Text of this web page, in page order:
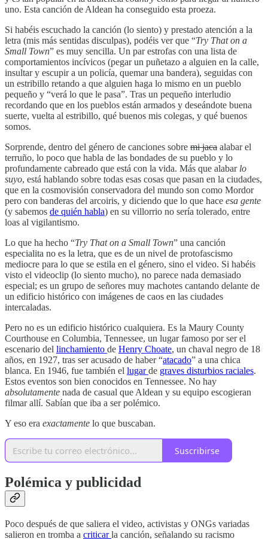
uno. Esta canción de Aldean ha conseguido esta proeza.
Si habéis escuchado la canción (lo siento) y prestado atención a la
letra (mis más sentidas disculpas), podéis ver que “Try That on a
Small Town” es muy sencilla. Un par estrofas con una lista de
comportamientos incívicos (pegar un puñetazo a alguien en la calle,
insultar y escupir a un policía, quemar una bandera), seguidas con
un estribillo retando a que alguien haga lo mismo en un pueblo
pequeño y “verá lo que le pasa”. Tras un pequeño interludio
recordando que en los pueblos están armados y deseándote buena
suerte, vuelta al estribillo, qué buenos mis colegas, y qué buenos
somos.
Sorprende, dentro del género de canciones sobre mi jaca alabar el
terruño, lo poco que habla de las bondades de su pueblo y lo
profundamente cabreado que está con la vida. Más que alabar lo
suyo, está hablando sobre todas esas cosas que pasan en la ciudades,
que en la cosmovisión conservadora del mundo son como Mordor
pero con banderas del arcoiris, y diciendo que lo que hace esa gente
(y sabemos de quién habla) en su villorrio no sería tolerado, entre
loas al vigilantismo.
Lo que ha hecho “Try That on a Small Town” una canción
especialita no es la letra, que es de un nivel de protofascismo
mediocre para lo que se estila en el género, sino el video. Si habéis
visto el videoclip (lo siento mucho), no parece nada demasiado
especial; es un grupo de señores muy machotes cantando delante de
un edificio histórico con imágenes de caos en las ciudades
intercaladas.
Pero no es un edificio histórico cualquiera. Es la Maury County
Courthouse en Columbia, Tennessee, un lugar famoso por ser el
escenario del linchamiento de Henry Choate, un chaval negro de 18
años, en 1927, tras ser acusado de haber “atacado” a una chica
blanca. En 1946, fue también el lugarde graves disturbios raciales.
Estos eventos son bien conocidos en Tennessee. No hay
absolutamente nada de casual que Aldean y su equipo escogieran
filmar allí. Sabían que iba a ser polémico.
Y eso era exactamente lo que buscaban.
Suscribirse
Polémica y publicidad
Poco después de que saliera el video, activistas y ONGs variadas
salieron en tromba a criticarla canción, señalando su racismo